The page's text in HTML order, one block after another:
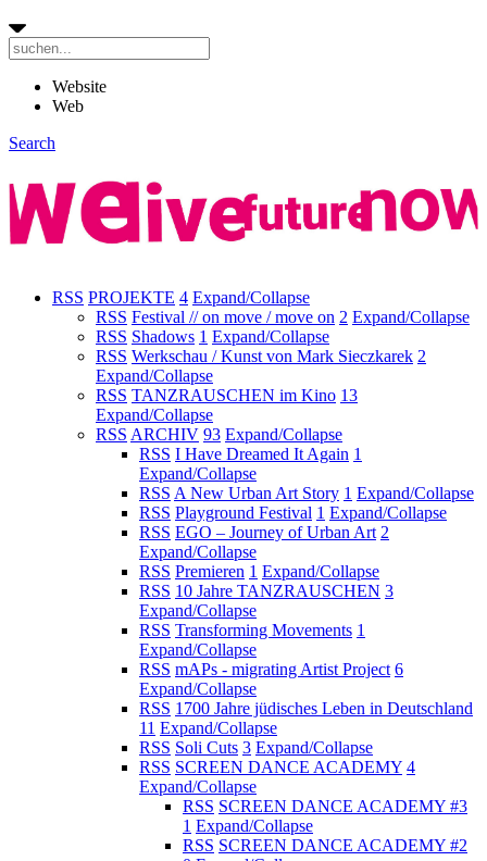
Website
Web
Search
RSS PROJEKTE 4 Expand/Collapse
RSS Festival // on move / move on 2 Expand/Collapse
RSS Shadows 1 Expand/Collapse
RSS Werkschau / Kunst von Mark Sieczkarek 2
Expand/Collapse
RSS TANZRAUSCHEN im Kino 13
Expand/Collapse
RSS ARCHIV 93 Expand/Collapse
RSS I Have Dreamed It Again 1
Expand/Collapse
RSS A New Urban Art Story 1 Expand/Collapse
RSS Playground Festival 1 Expand/Collapse
RSS EGO – Journey of Urban Art 2
Expand/Collapse
RSS Premieren 1 Expand/Collapse
RSS 10 Jahre TANZRAUSCHEN 3
Expand/Collapse
RSS Transforming Movements 1
Expand/Collapse
RSS mAPs - migrating Artist Project 6
Expand/Collapse
RSS 1700 Jahre jüdisches Leben in Deutschland
11 Expand/Collapse
RSS Soli Cuts 3 Expand/Collapse
RSS SCREEN DANCE ACADEMY 4
Expand/Collapse
RSS SCREEN DANCE ACADEMY #3
1 Expand/Collapse
RSS SCREEN DANCE ACADEMY #2